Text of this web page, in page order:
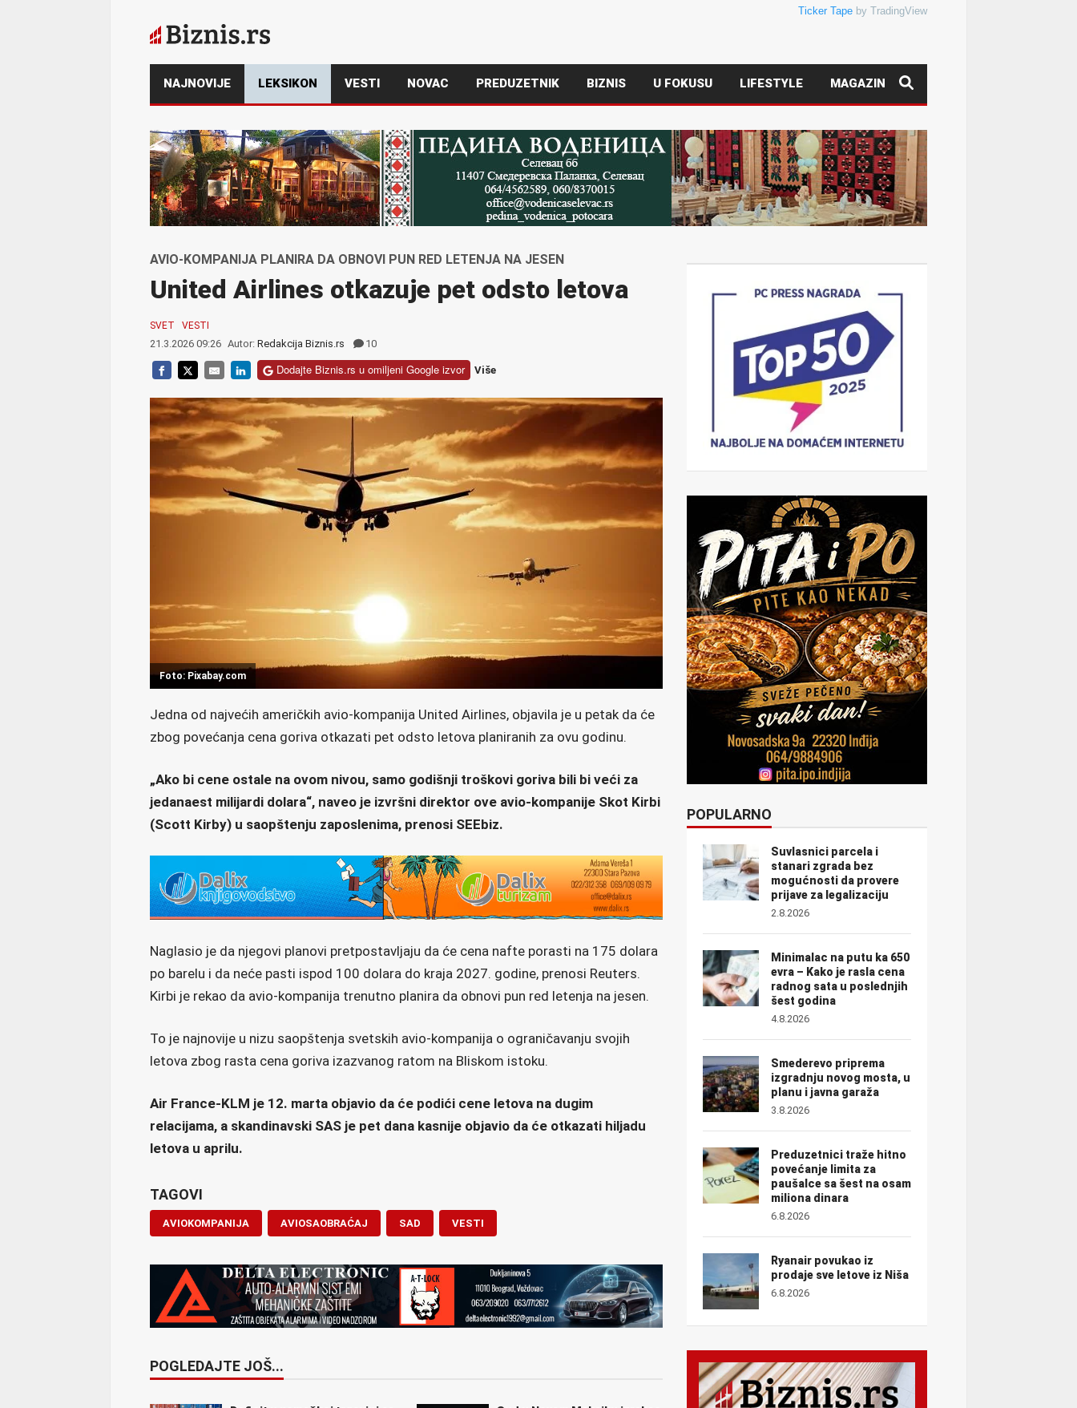
Ticker Tape by TradingView
NAJNOVIJE LEKSIKON VESTI NOVAC PREDUZETNIK BIZNIS U FOKUSU LIFESTYLE MAGAZIN
AVIO-KOMPANIJA PLANIRA DA OBNOVI PUN RED LETENJA NA JESEN
United Airlines otkazuje pet odsto letova
SVET VESTI
21.3.2026 09:26 Autor: Redakcija Biznis.rs 10
Dodajte Biznis.rs u omiljeni Google izvor Više
Foto: Pixabay.com
Jedna od najvećih američkih avio-kompanija United Airlines, objavila je u petak da će
zbog povećanja cena goriva otkazati pet odsto letova planiranih za ovu godinu.
„Ako bi cene ostale na ovom nivou, samo godišnji troškovi goriva bili bi veći za
jedanaest milijardi dolara“, naveo je izvršni direktor ove avio-kompanije Skot Kirbi
(Scott Kirby) u saopštenju zaposlenima, prenosi SEEbiz.
Naglasio je da njegovi planovi pretpostavljaju da će cena nafte porasti na 175 dolara
po barelu i da neće pasti ispod 100 dolara do kraja 2027. godine, prenosi Reuters.
Kirbi je rekao da avio-kompanija trenutno planira da obnovi pun red letenja na jesen.
To je najnovije u nizu saopštenja svetskih avio-kompanija o ograničavanju svojih
letova zbog rasta cena goriva izazvanog ratom na Bliskom istoku.
Air France-KLM je 12. marta objavio da će podići cene letova na dugim
relacijama, a skandinavski SAS je pet dana kasnije objavio da će otkazati hiljadu
letova u aprilu.
TAGOVI
AVIOKOMPANIJA AVIOSAOBRAĆAJ SAD VESTI
POGLEDAJTE JOŠ...
POPULARNO
Suvlasnici parcela i
stanari zgrada bez
mogućnosti da provere
prijave za legalizaciju
2.8.2026
Minimalac na putu ka 650
evra – Kako je rasla cena
radnog sata u poslednjih
šest godina
4.8.2026
Smederevo priprema
izgradnju novog mosta, u
planu i javna garaža
3.8.2026
Preduzetnici traže hitno
povećanje limita za
paušalce sa šest na osam
miliona dinara
6.8.2026
Ryanair povukao iz
prodaje sve letove iz Niša
6.8.2026